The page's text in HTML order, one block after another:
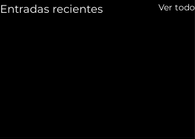
Entradas recientes Ver todo